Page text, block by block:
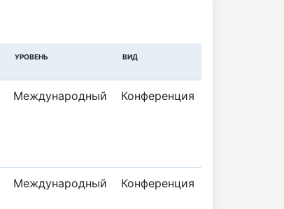
УРОВЕНЬ ВИД
Международный Конференция
Международный Конференция